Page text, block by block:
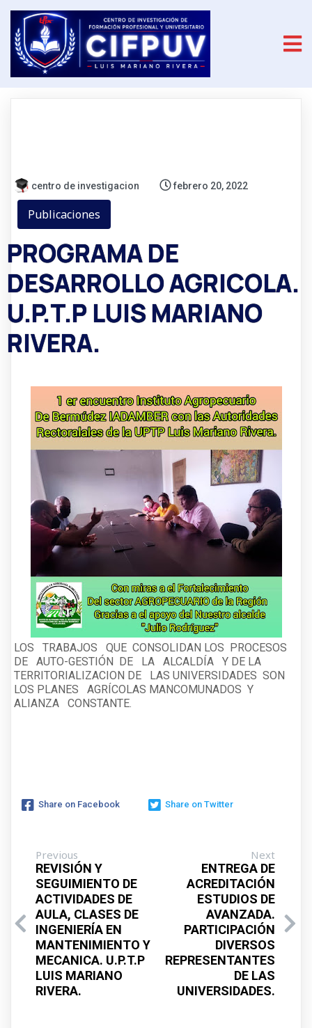
centro de investigacion febrero 20, 2022
Publicaciones
PROGRAMA DE
DESARROLLO AGRICOLA.
U.P.T.P LUIS MARIANO
RIVERA.
LOS TRABAJOS QUE CONSOLIDAN LOS PROCESOS
DE AUTO-GESTIÓN DE LA ALCALDÍA Y DE LA
TERRITORIALIZACION DE LAS UNIVERSIDADES SON
LOS PLANES AGRÍCOLAS MANCOMUNADOS Y
ALIANZA CONSTANTE.
Share on Facebook Share on Twitter
Previous
REVISIÓN Y
SEGUIMIENTO DE
ACTIVIDADES DE
AULA, CLASES DE
INGENIERÍA EN
MANTENIMIENTO Y
MECANICA. U.P.T.P
LUIS MARIANO
RIVERA.
Next
ENTREGA DE
ACREDITACIÓN
ESTUDIOS DE
AVANZADA.
PARTICIPACIÓN
DIVERSOS
REPRESENTANTES
DE LAS
UNIVERSIDADES.